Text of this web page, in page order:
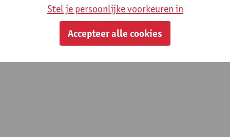
Bijzonder academisch personeel
academisch medewerker postdoc
Stel je persoonlijke voorkeuren in
Accepteer alle cookies